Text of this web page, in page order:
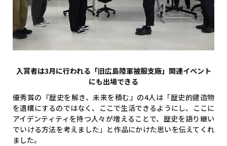
入賞者は3月に行われる「旧広島陸軍被服支廠」関連イベント
にも出場できる
優秀賞の『歴史を解き、未来を積む』の4人は「歴史的建造物
を遺構にするのではなく、ここで生活できるようにし、ここに
アイデンティティを持つ人々が増えることで、歴史を語り継い
でいける方法を考えました」と作品にかけた思いを伝えてくれ
ました。